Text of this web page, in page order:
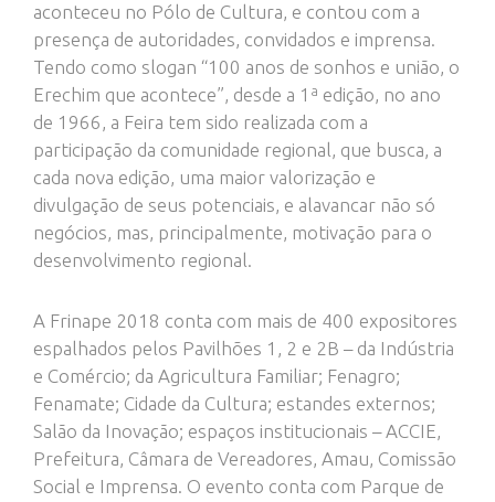
aconteceu no Pólo de Cultura, e contou com a
presença de autoridades, convidados e imprensa.
Tendo como slogan “100 anos de sonhos e união, o
Erechim que acontece”, desde a 1ª edição, no ano
de 1966, a Feira tem sido realizada com a
participação da comunidade regional, que busca, a
cada nova edição, uma maior valorização e
divulgação de seus potenciais, e alavancar não só
negócios, mas, principalmente, motivação para o
desenvolvimento regional.
A Frinape 2018 conta com mais de 400 expositores
espalhados pelos Pavilhões 1, 2 e 2B – da Indústria
e Comércio; da Agricultura Familiar; Fenagro;
Fenamate; Cidade da Cultura; estandes externos;
Salão da Inovação; espaços institucionais – ACCIE,
Prefeitura, Câmara de Vereadores, Amau, Comissão
Social e Imprensa. O evento conta com Parque de